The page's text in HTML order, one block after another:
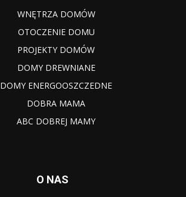
WNĘTRZA DOMÓW
OTOCZENIE DOMU
PROJEKTY DOMÓW
DOMY DREWNIANE
DOMY ENERGOOSZCZEDNE
DOBRA MAMA
ABC DOBREJ MAMY
O NAS